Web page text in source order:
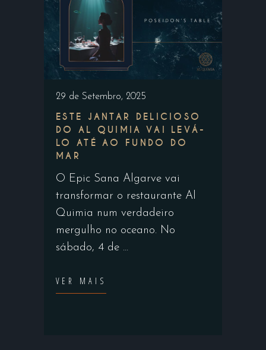
29 de Setembro, 2025
ESTE JANTAR DELICIOSO
DO AL QUIMIA VAI LEVÁ-
LO ATÉ AO FUNDO DO
MAR
O Epic Sana Algarve vai
transformar o restaurante Al
Quimia num verdadeiro
mergulho no oceano. No
sábado, 4 de
VER MAIS